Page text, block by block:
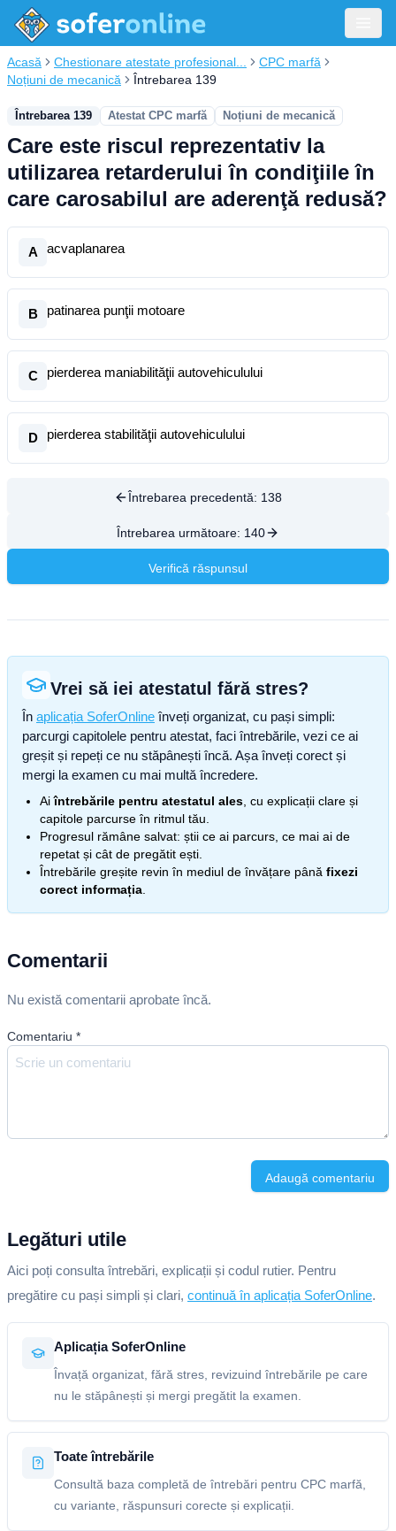
Acasă Chestionare atestate profesional...
CPC marfă
Noțiuni de mecanică
Întrebarea 139
Întrebarea 139 Atestat CPC marfă Noțiuni de mecanică
Care este riscul reprezentativ la
utilizarea retarderului în condiţiile în
care carosabilul are aderenţă redusă?
A acvaplanarea
B patinarea punţii motoare
C pierderea maniabilităţii autovehiculului
D pierderea stabilităţii autovehiculului
Întrebarea precedentă: 138
Întrebarea următoare: 140
Verifică răspunsul
Vrei să iei atestatul fără stres?
În aplicația SoferOnline înveți organizat, cu pași simpli:
parcurgi capitolele pentru atestat, faci întrebările, vezi ce ai
greșit și repeți ce nu stăpânești încă. Așa înveți corect și
mergi la examen cu mai multă încredere.
Aiîntrebările pentru atestatul ales , cu explicații clare și
capitole parcurse în ritmul tău.
Progresul rămâne salvat: știi ce ai parcurs, ce mai ai de
repetat și cât de pregătit ești.
Întrebările greșite revin în mediul de învățare până fixezi
corect informația
Comentarii
Nu există comentarii aprobate încă.
Comentariu *
Adaugă comentariu
Legături utile
Aici poți consulta întrebări, explicații și codul rutier. Pentru
pregătire cu pași simpli și clari, continuă în aplicația SoferOnline.
Aplicația SoferOnline
Învață organizat, fără stres, revizuind întrebările pe care
nu le stăpânești și mergi pregătit la examen.
Toate întrebările
Consultă baza completă de întrebări pentru CPC marfă,
cu variante, răspunsuri corecte și explicații.